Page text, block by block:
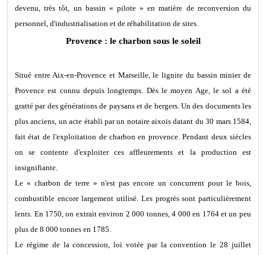
devenu, très tôt, un bassin « pilote » en matière de reconversion du
personnel, d'industrialisation et de réhabilitation de sites.
Provence : le charbon sous le soleil
Situé entre Aix-en-Provence et Marseille, le lignite du bassin minier de
Provence est connu depuis longtemps. Dès le moyen Age, le sol a été
gratté par des générations de paysans et de bergers. Un des documents les
plus anciens, un acte établi par un notaire aixois datant du 30 mars 1584,
fait état de l'exploitation de charbon en provence. Pendant deux siècles
on se contente d'exploiter ces affleurements et la production est
insignifiante.
Le « charbon de terre » n'est pas encore un concurrent pour le bois,
combustible encore largement utilisé. Les progrès sont particulièrement
lents. En 1750, on extrait environ 2 000 tonnes, 4 000 en 1764 et un peu
plus de 8 000 tonnes en 1785.
Le régime de la concession, loi votée par la convention le 28 juillet